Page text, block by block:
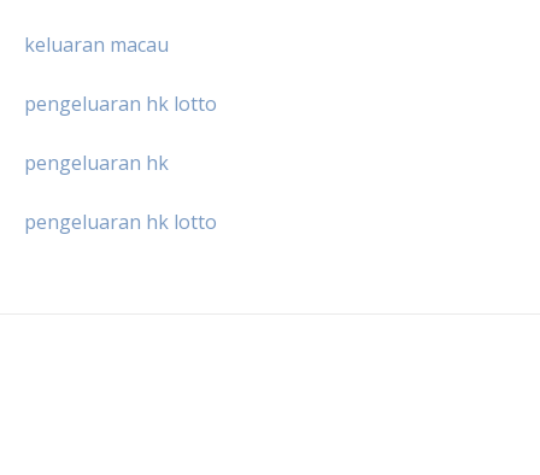
keluaran macau
pengeluaran hk lotto
pengeluaran hk
pengeluaran hk lotto